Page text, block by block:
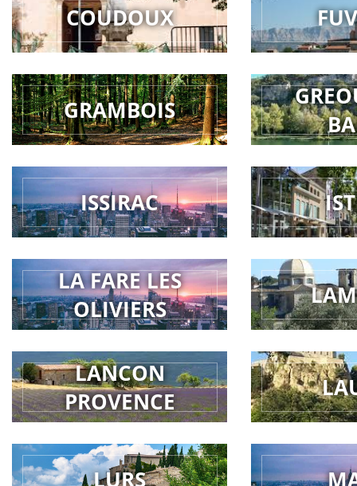
COUDOUX
GRAMBOIS
ISSIRAC
LA FARE LES
OLIVIERS
LANCON
PROVENCE
LURS